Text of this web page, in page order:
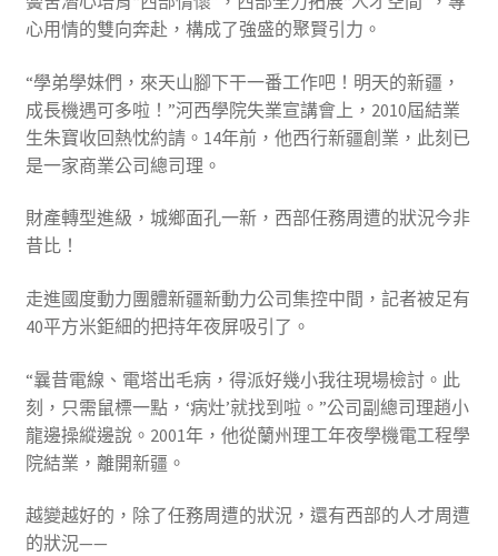
心用情的雙向奔赴，構成了強盛的聚賢引力。
“學弟學妹們，來天山腳下干一番工作吧！明天的新疆，
成長機遇可多啦！”河西學院失業宣講會上，2010屆結業
生朱寶收回熱忱約請。14年前，他西行新疆創業，此刻已
是一家商業公司總司理。
財產轉型進級，城鄉面孔一新，西部任務周遭的狀況今非
昔比！
走進國度動力團體新疆新動力公司集控中間，記者被足有
40平方米鉅細的把持年夜屏吸引了。
“曩昔電線、電塔出毛病，得派好幾小我往現場檢討。此
刻，只需鼠標一點，‘病灶’就找到啦。”公司副總司理趙小
龍邊操縱邊說。2001年，他從蘭州理工年夜學機電工程學
院結業，離開新疆。
越變越好的，除了任務周遭的狀況，還有西部的人才周遭
的狀況——